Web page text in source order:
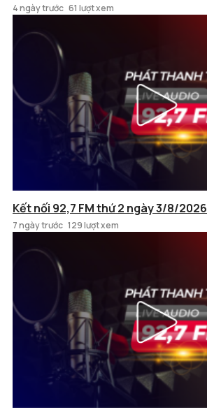
4 ngày trước 61 lượt xem
Kết nối 92,7 FM thứ 2 ngày 3/8/2026
7 ngày trước 129 lượt xem